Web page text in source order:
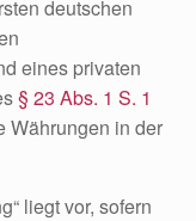
deutschen
eines privaten
§ 23 Abs. 1 S. 1
Währungen in der
liegt vor, sofern